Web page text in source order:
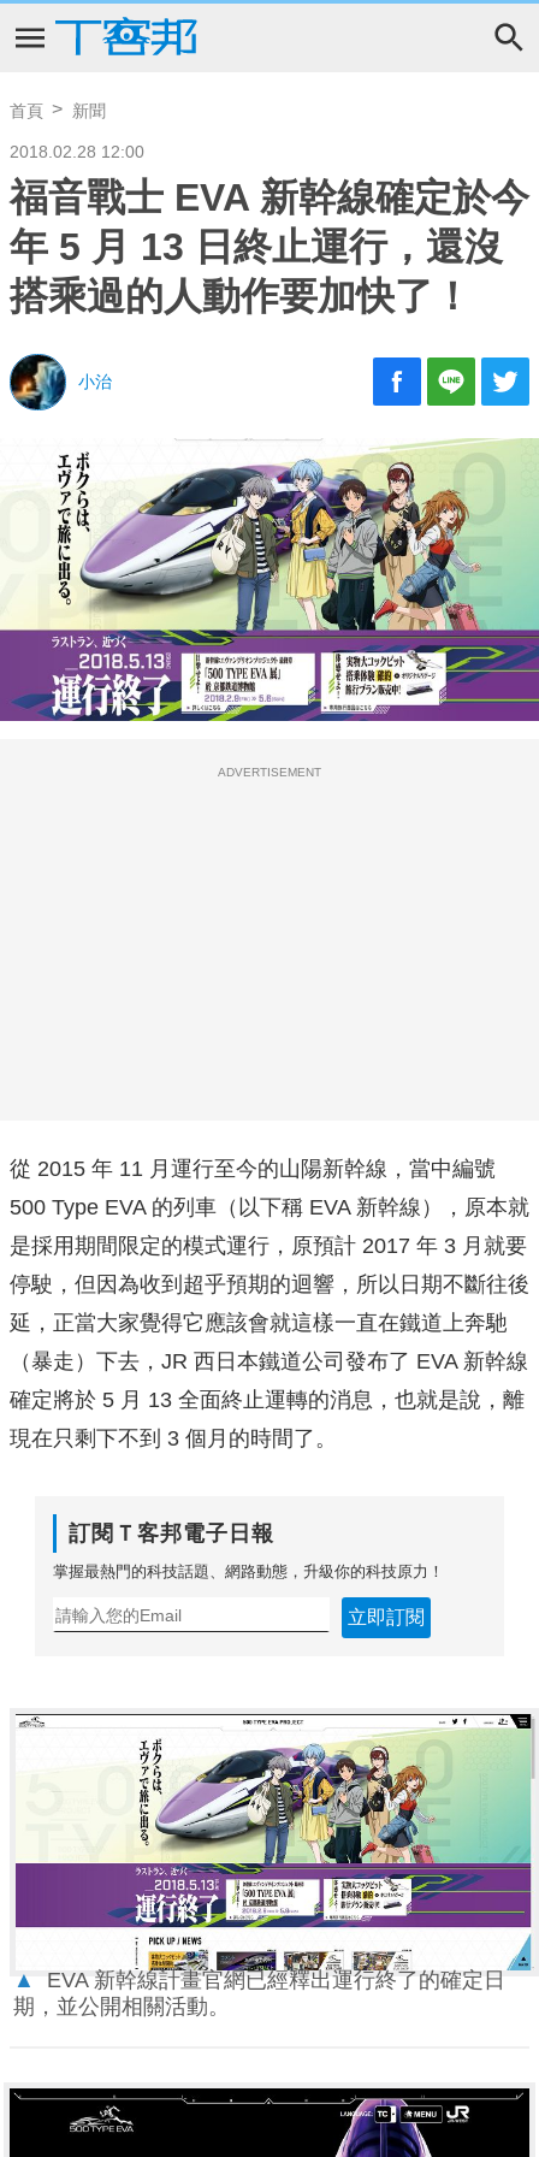
首頁 新聞
2018.02.28 12:00
福音戰士 EVA 新幹線確定於今
年 5 月 13 日終止運行，還沒
搭乘過的人動作要加快了！
小治
ADVERTISEMENT
從 2015 年 11 月運行至今的山陽新幹線，當中編號
500 Type EVA 的列車（以下稱 EVA 新幹線），原本就
是採用期間限定的模式運行，原預計 2017 年 3 月就要
停駛，但因為收到超乎預期的迴響，所以日期不斷往後
延，正當大家覺得它應該會就這樣一直在鐵道上奔馳
（暴走）下去，JR 西日本鐵道公司發布了 EVA 新幹線
確定將於 5 月 13 全面終止運轉的消息，也就是說，離
現在只剩下不到 3 個月的時間了。
訂閱Ｔ客邦電子日報
掌握最熱門的科技話題、網路動態，升級你的科技原力！
立即訂閱
▲
EVA 新幹線計畫官網已經釋出運行終了的確定日
期，並公開相關活動。